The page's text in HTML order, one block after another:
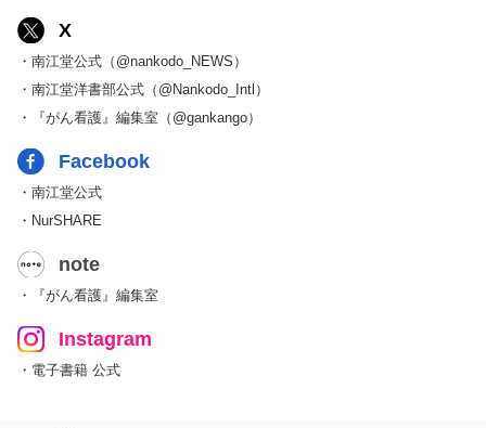
X
・南江堂公式（@nankodo_NEWS）
・南江堂洋書部公式（@Nankodo_Intl）
・『がん看護』編集室（@gankango）
Facebook
・南江堂公式
・NurSHARE
note
・『がん看護』編集室
Instagram
・電子書籍 公式